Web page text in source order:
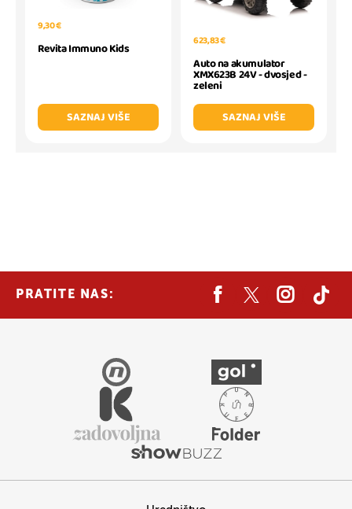
9,30 €
Revita Immuno Kids
SAZNAJ VIŠE
623,83 €
Auto na akumulator
XMX623B 24V - dvosjed -
zeleni
SAZNAJ VIŠE
PRATITE NAS: